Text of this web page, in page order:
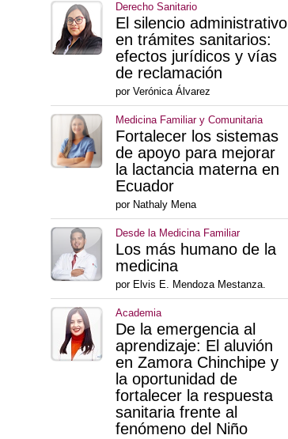
Derecho Sanitario
El silencio administrativo
en trámites sanitarios:
efectos jurídicos y vías
de reclamación
por Verónica Álvarez
Medicina Familiar y Comunitaria
Fortalecer los sistemas
de apoyo para mejorar
la lactancia materna en
Ecuador
por Nathaly Mena
Desde la Medicina Familiar
Los más humano de la
medicina
por Elvis E. Mendoza Mestanza.
Academia
De la emergencia al
aprendizaje: El aluvión
en Zamora Chinchipe y
la oportunidad de
fortalecer la respuesta
sanitaria frente al
fenómeno del Niño